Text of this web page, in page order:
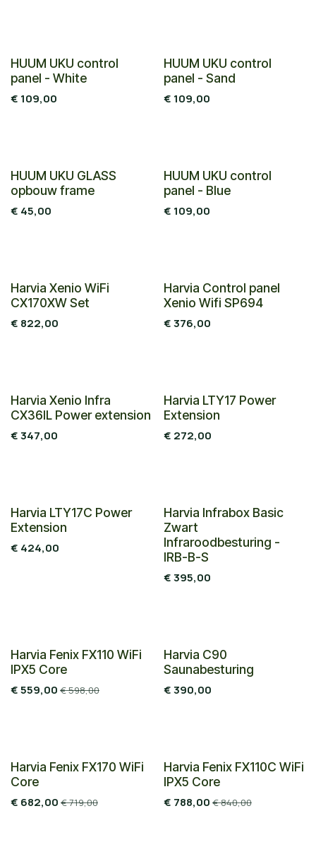
HUUM UKU control
panel - White
€ 109,00
HUUM UKU control
panel - Sand
€ 109,00
HUUM UKU GLASS
opbouw frame
€ 45,00
HUUM UKU control
panel - Blue
€ 109,00
Harvia Xenio WiFi
CX170XW Set
€ 822,00
Harvia Control panel
Xenio Wifi SP694
€376,00
Harvia Xenio Infra
CX36IL Power extension
€347,00
Harvia LTY17 Power
Extension
€ 272,00
Harvia LTY17C Power
Extension
€ 424,00
Harvia Infrabox Basic
Zwart
Infraroodbesturing -
IRB-B-S
€395,00
Nieuw!
Harvia Fenix FX110 WiFi
IPX5 Core
€559,00 €598,00
Harvia C90
Saunabesturing
€390,00
Nieuw!
Harvia Fenix FX170 WiFi
Core
€ 682,00 €719,00
Nieuw!
Harvia Fenix FX110C WiFi
IPX5 Core
€ 788,00 €840,00